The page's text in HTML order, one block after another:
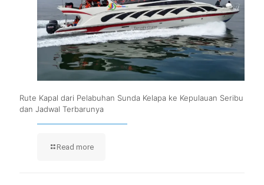
Rute Kapal dari Pelabuhan Sunda Kelapa ke Kepulauan Seribu
dan Jadwal Terbarunya
Read more